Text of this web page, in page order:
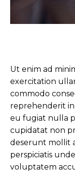
Ut enim ad
exercitation
commodo
reprehenderit
eu fugiat nulla
cupidatat non
deserunt mollit
perspiciatis
voluptatem